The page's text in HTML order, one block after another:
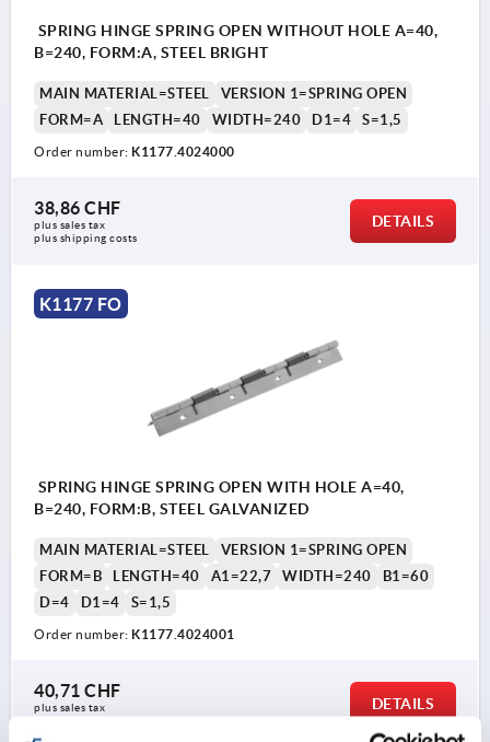
SPRING HINGE SPRING OPEN WITHOUT HOLE A=40,
B=240, FORM:A, STEEL BRIGHT
MAIN MATERIAL=STEEL
VERSION 1=SPRING OPEN
FORM=A
LENGTH=40 WIDTH=240 D1=4 S=1,5
Order number: K1177.4024000
38,86 CHF
plus sales tax
plus shipping costs
DETAILS
K1177 FO
SPRING HINGE SPRING OPEN WITH HOLE A=40,
B=240, FORM:B, STEEL GALVANIZED
MAIN MATERIAL=STEEL
VERSION 1=SPRING OPEN
FORM=B
LENGTH=40 A1=22,7 WIDTH=240
B1=60
D=4
D1=4 S=1,5
Order number: K1177.4024001
40,71 CHF
plus sales tax
DETAILS